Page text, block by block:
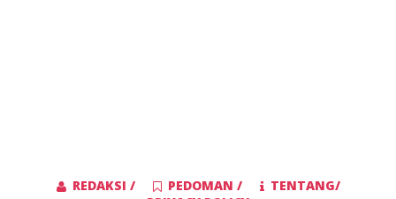
REDAKSI / PEDOMAN /
TENTANG/